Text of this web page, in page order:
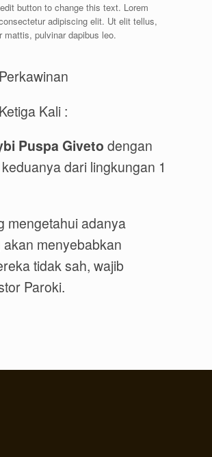
button to change this text. Lorem
adipiscing elit. Ut elit tellus,
mattis, pulvinar dapibus leo.
Kali :
Puspa Giveto dengan
dari lingkungan 1
mengetahui adanya
menyebabkan
tidak sah, wajib
Paroki.